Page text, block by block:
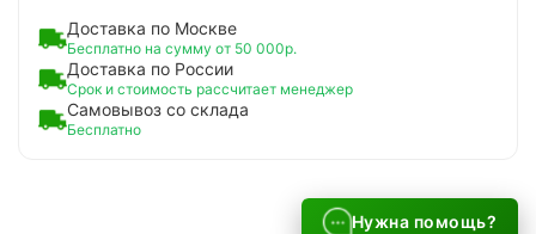
Доставка по Москве
Бесплатно на сумму от 50 000р.
Доставка по России
Срок и стоимость рассчитает менеджер
Самовывоз со склада
Бесплатно
Нужна помощь?